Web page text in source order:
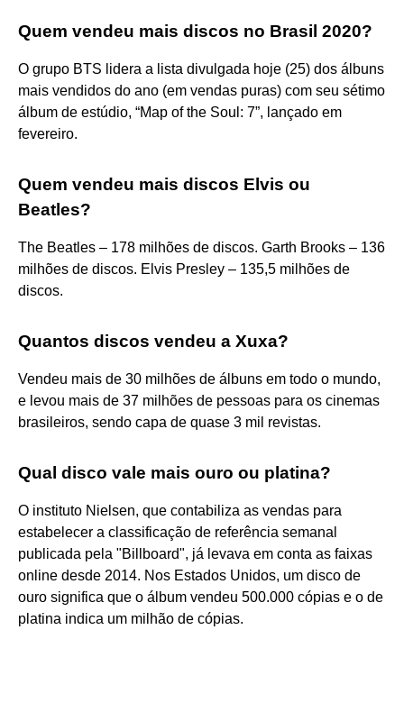
Quem vendeu mais discos no Brasil 2020?
O grupo BTS lidera a lista divulgada hoje (25) dos álbuns
mais vendidos do ano (em vendas puras) com seu sétimo
álbum de estúdio, “Map of the Soul: 7”, lançado em
fevereiro.
Quem vendeu mais discos Elvis ou
Beatles?
The Beatles – 178 milhões de discos. Garth Brooks – 136
milhões de discos. Elvis Presley – 135,5 milhões de
discos.
Quantos discos vendeu a Xuxa?
Vendeu mais de 30 milhões de álbuns em todo o mundo,
e levou mais de 37 milhões de pessoas para os cinemas
brasileiros, sendo capa de quase 3 mil revistas.
Qual disco vale mais ouro ou platina?
O instituto Nielsen, que contabiliza as vendas para
estabelecer a classificação de referência semanal
publicada pela "Billboard", já levava em conta as faixas
online desde 2014. Nos Estados Unidos, um disco de
ouro significa que o álbum vendeu 500.000 cópias e o de
platina indica um milhão de cópias.